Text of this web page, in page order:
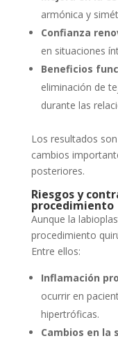
armónica y
Confianza
en situaciones
Beneficios
eliminación de
durante las
Los resultados
cambios
posteriores.
Riesgos y
procedimiento
Aunque la
procedimiento
Entre ellos:
Inflamación
ocurrir en
hipertróficas.
Cambios en la